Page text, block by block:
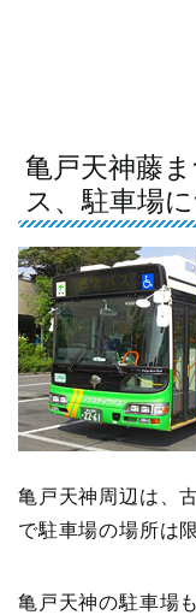
亀戸天神藤
ス、駐車場
亀戸天神周辺は、
で駐車場の場所は
亀戸天神の駐車場